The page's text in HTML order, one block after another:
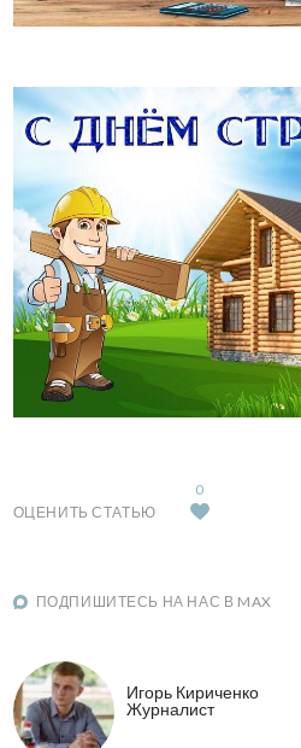
ОЦЕНИТЬ СТАТЬЮ
0
ПОДПИШИТЕСЬ НА НАС В MAX
Игорь Кириченко
Журналист